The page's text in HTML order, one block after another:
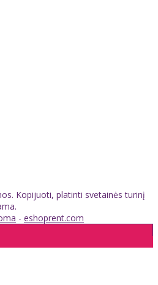
Kopijuoti, platinti svetainės turinį
- eshoprent.com